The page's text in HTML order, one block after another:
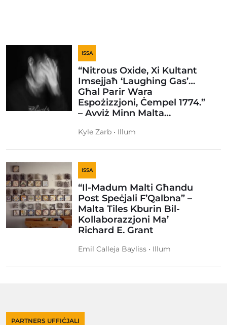
ISSA
“Nitrous Oxide, Xi Kultant
Imsejjaħ ‘Laughing Gas’…
Għal Parir Wara
Espożizzjoni, Ċempel 1774.”
– Avviż Minn Malta…
Kyle Zarb • Illum
ISSA
“Il-Madum Malti Għandu
Post Speċjali F’Qalbna” –
Malta Tiles Kburin Bil-
Kollaborazzjoni Ma’
Richard E. Grant
Emil Calleja Bayliss • Illum
PARTNERS UFFIĊJALI